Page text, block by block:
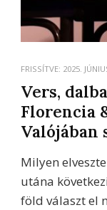
FRISSÍTVE: 2025.
Vers,
Florencia
Valójában
Milyen
utána
föld választ el